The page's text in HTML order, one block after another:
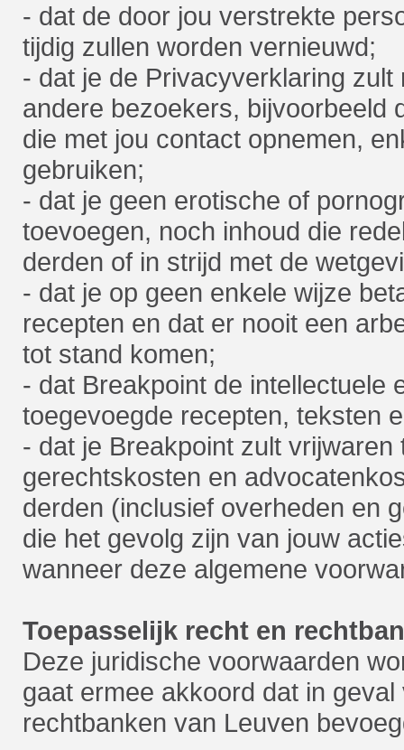
- dat de door jou verstrekte
tijdig zullen worden vernieuwd;
- dat je de Privacyverklaring
andere bezoekers, bijvoorbeeld
die met jou contact opnemen,
gebruiken;
- dat je geen erotische of
toevoegen, noch inhoud die
derden of in strijd met de
- dat je op geen enkele wijze
recepten en dat er nooit een
tot stand komen;
- dat Breakpoint de intellectuele
toegevoegde recepten, teksten
- dat je Breakpoint zult
gerechtskosten en
derden (inclusief overheden en
die het gevolg zijn van jouw
wanneer deze algemene
Toepasselijk recht en
Deze juridische voorwaarden
gaat ermee akkoord dat in
rechtbanken van Leuven